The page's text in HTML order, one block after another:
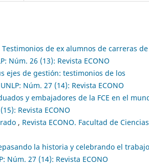
de ex alumnos de carreras
Núm. 26 (13): Revista ECONO
ejes de gestión: testimonios de los
Núm. 27 (14): Revista ECONO
y embajadores de la FCE en el
Revista ECONO
, Revista ECONO. Facultad de Ciencias
la historia y celebrando el trabajo
Núm. 27 (14): Revista ECONO